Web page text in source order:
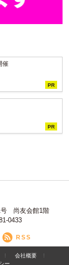
催
PR
PR
号 尚友会館1階
0433
RSS
会社概要
ー